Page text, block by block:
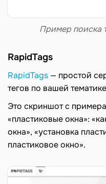
Пример поиска
RapidTags
RapidTags — простой
тегов по вашей
Это скриншот с
«пластиковые окна»:
окна», «установка
пластиковое окно».